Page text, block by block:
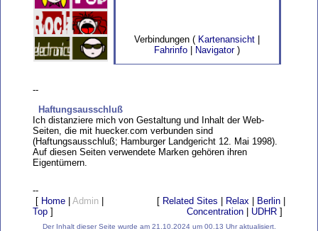
Verbindungen ( Kartenansicht
Fahrinfo
Navigator)
--
Haftungsausschluß
Ich distanziere mich von Gestaltung und Inhalt der Web-
Seiten, die mit huecker.com verbunden sind
(Haftungsausschluß; Hamburger Landgericht 12. Mai 1998).
Auf diesen Seiten verwendete Marken gehören ihren
Eigentümern.
--
[ Home Admin
Top ]
[ Related Sites Relax Berlin
Concentration
UDHR ]
Der Inhalt dieser Seite wurde am 21.10.2024 um 00.13 Uhr aktualisiert.